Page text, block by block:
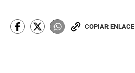
COPIAR ENLACE